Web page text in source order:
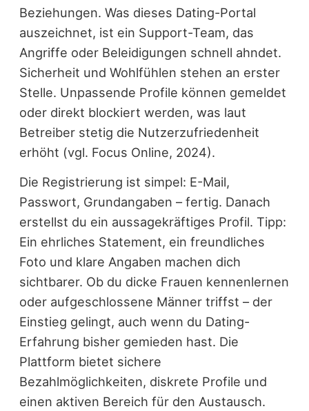
Beziehungen. Was dieses Dating-Portal
auszeichnet, ist ein Support-Team, das
Angriffe oder Beleidigungen schnell ahndet.
Sicherheit und Wohlfühlen stehen an erster
Stelle. Unpassende Profile können gemeldet
oder direkt blockiert werden, was laut
Betreiber stetig die Nutzerzufriedenheit
erhöht (vgl. Focus Online, 2024).
Die Registrierung ist simpel: E-Mail,
Passwort, Grundangaben – fertig. Danach
erstellst du ein aussagekräftiges Profil. Tipp:
Ein ehrliches Statement, ein freundliches
Foto und klare Angaben machen dich
sichtbarer. Ob du dicke Frauen kennenlernen
oder aufgeschlossene Männer triffst – der
Einstieg gelingt, auch wenn du Dating-
Erfahrung bisher gemieden hast. Die
Plattform bietet sichere
Bezahlmöglichkeiten, diskrete Profile und
einen aktiven Bereich für den Austausch.